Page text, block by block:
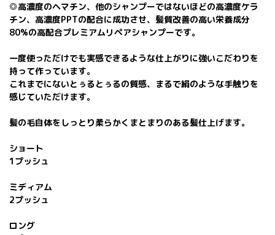
◎高濃度のヘマチン、他のシャンプーではないほどの高濃度ケラ
チン、高濃度PPTの配合に成功させ、髪質改善の高い栄養成分
80%の高配合プレミアムリペアシャンプーです。
一度使っただけでも実感できるような仕上がりに強いこだわりを
持って作っています。
これまでにないとぅるとぅるの質感、まるで絹のような手触りを
感じていただけます。
髪の毛自体をしっとり柔らかくまとまりのある髪仕上げます。
ショート
1プッシュ
ミディアム
2プッシュ
ロング